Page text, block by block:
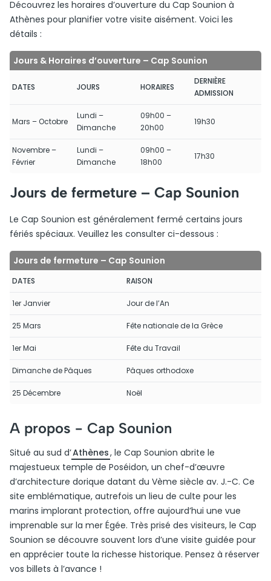
Découvrez les horaires d’ouverture du Cap Sounion à
Athènes pour planifier votre visite aisément. Voici les
détails :
Jours & Horaires d’ouverture – Cap Sounion
DATES JOURS HORAIRES
DERNIÈRE
ADMISSION
Mars – Octobre
Lundi –
Dimanche
09h00 –
20h00
19h30
Novembre –
Février
Lundi –
Dimanche
09h00 –
18h00
17h30
Jours de fermeture – Cap Sounion
Le Cap Sounion est généralement fermé certains jours
fériés spéciaux. Veuillez les consulter ci-dessous :
Jours de fermeture – Cap Sounion
DATES RAISON
1er Janvier Jour de l’An
25 Mars Fête nationale de la Grèce
1er Mai Fête du Travail
Dimanche de Pâques Pâques orthodoxe
25 Décembre Noël
A propos - Cap Sounion
Situé au sud d’Athènes, le Cap Sounion abrite le
majestueux temple de Poséidon, un chef-d’œuvre
d’architecture dorique datant du Vème siècle av. J.-C. Ce
site emblématique, autrefois un lieu de culte pour les
marins implorant protection, offre aujourd’hui une vue
imprenable sur la mer Égée. Très prisé des visiteurs, le Cap
Sounion se découvre souvent lors d’une visite guidée pour
en apprécier toute la richesse historique. Pensez à réserver
vos billets à l’avance !